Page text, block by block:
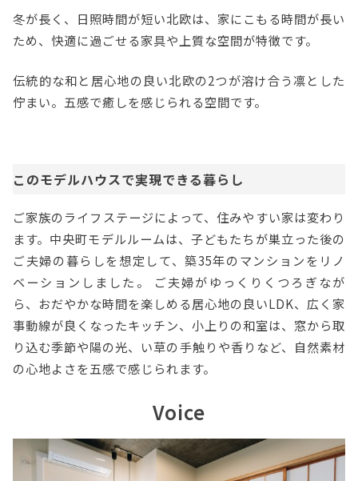
冬が長く、日照時間が短い北欧は、家にこもる時間が長い
ため、快適に過ごせる家具や上質な空間が特徴です。
伝統的な和と居心地の良い北欧の2つが溶け合う凛とした
佇まい。五感で癒しを感じられる空間です。
このモデルハウスで実現できる暮らし
ご家族のライフステージによって、住みやすい家は変わり
ます。中央町モデルルームは、子どもたちが巣立った後の
ご夫婦の暮らしを想定して、築35年のマンションをリノ
ベーションしました。 ご夫婦がゆっくりくつろぎなが
ら、おだやかな時間を楽しめる居心地の良いLDK、広く家
事動線が良くなったキッチン、小上りの和室は、窓から取
り込む季節や陽の光、い草の手触りや香りなど、自然素材
の心地よさを五感で感じられます。
Voice